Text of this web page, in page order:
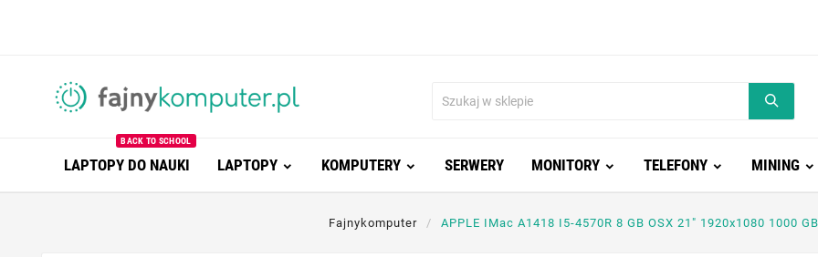
LAPTOPY DO NAUKI
BACK TO SCHOOL
LAPTOPY KOMPUTERY SERWERY MONITORY TELEFONY MINING
Fajnykomputer APPLE IMac A1418 I5-4570R 8 GB OSX 21" 1920x1080 1000